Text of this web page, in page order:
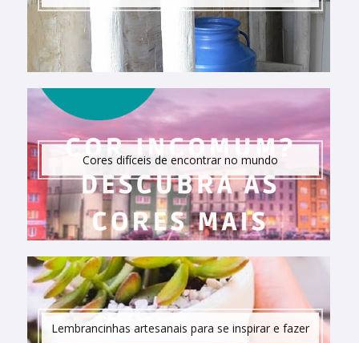
Cores difíceis de encontrar no mundo
Lembrancinhas artesanais para se inspirar e fazer